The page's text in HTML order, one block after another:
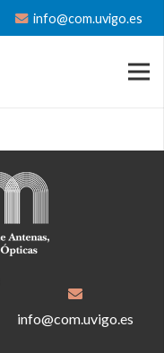
info@com.uvigo.es
info@com.uvigo.es